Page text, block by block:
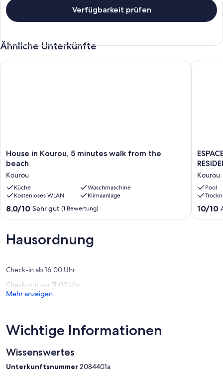
Verfügbarkeit prüfen
Ähnliche Unterkünfte
House
in
5
minutes
walk
from
the
Kourou
House in Kourou, 5 minutes walk from the
beach
Kourou
Küche
Waschmaschine
Kostenloses WLAN
Klimaanlage
8.0
von
Sehr
gut,
8,0/10 Sehr gut (1 Bewertung)
House in Kourou, 5 minutes walk from the beach
ESPACE
CASE
IN
PRIVATE
WITH
Kourou
Pool
10.0
von
10/10
Hausordnung
Check-in ab 16:00 Uhr
Check-out vor 11:00 Uhr
Mehr anzeigen
Wichtige Informationen
Wissenswertes
Unterkunftsnummer2084401a